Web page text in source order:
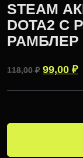
STEAM
DOTA2
РАМБЛЕР
118,00₽ 99,00 ₽